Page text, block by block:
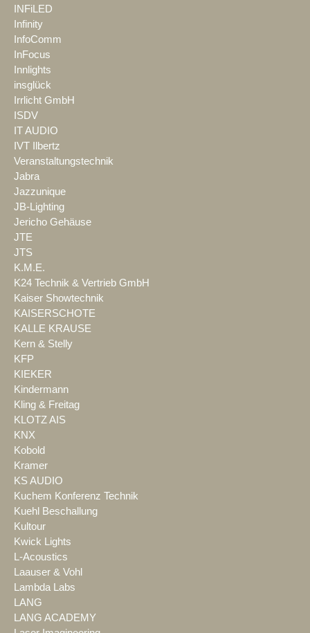
INFiLED
Infinity
InfoComm
InFocus
Innlights
insglück
Irrlicht GmbH
ISDV
IT AUDIO
IVT Ilbertz
Veranstaltungstechnik
Jabra
Jazzunique
JB-Lighting
Jericho Gehäuse
JTE
JTS
K.M.E.
K24 Technik & Vertrieb GmbH
Kaiser Showtechnik
KAISERSCHOTE
KALLE KRAUSE
Kern & Stelly
KFP
KIEKER
Kindermann
Kling & Freitag
KLOTZ AIS
KNX
Kobold
Kramer
KS AUDIO
Kuchem Konferenz Technik
Kuehl Beschallung
Kultour
Kwick Lights
L-Acoustics
Laauser & Vohl
Lambda Labs
LANG
LANG ACADEMY